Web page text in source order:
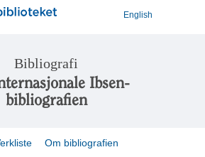
English
Bibliografi
Ibsen-
bibliografien
Om bibliografien